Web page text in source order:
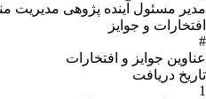
مدیر مسئول آینده پژوهی مدیریت
افتخارات و جوایز
#
عناوین جوایز و افتخارات
تاریخ دریافت
1